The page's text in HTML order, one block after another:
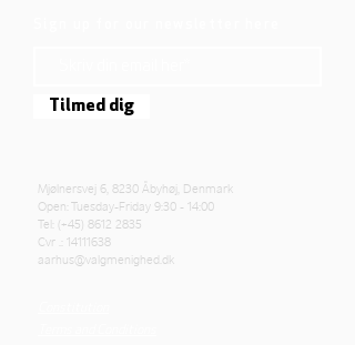
Tilmed dig
Mjølnersvej 6, 8230 Åbyhøj, Denmark
Open: Tuesday-Friday 9:30 - 14:00
Tel: (+45) 8612 2835
Cvr .: 14111638
aarhus@valgmenighed.dk